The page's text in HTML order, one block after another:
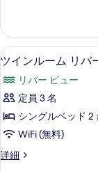
表
示
す
る
す
る
の
す
べ
て
の
写
真
ー
ム
(MEDIUM,
VIEW)
の
細
ツ
ン
ル
ー
リ
7
ツインルーム リバ
リバー ビュー
定員 3 名
シングルベッド 2
WiFi (無料)
詳細
ツ